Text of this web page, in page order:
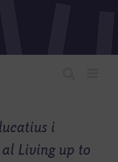
i
Living up to